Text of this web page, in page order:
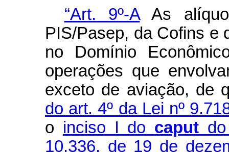
“Art. 9º-AAs
PIS/Pasep, da Cofins e
no Domínio
operações que
exceto de aviação, de
do art. 4º da Lei nº
o inciso I do caput
10.336, de 19 de